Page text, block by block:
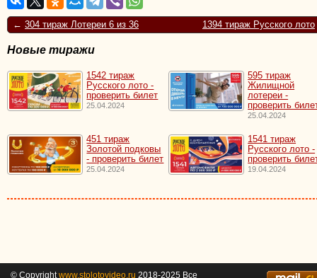
← 304 тираж Лотереи 6 из 36 1394 тираж Русского лото
Новые тиражи
1542 тираж
Русского лото -
проверить билет
25.04.2024
595 тираж
Жилищной
лотереи -
проверить
25.04.2024
451 тираж
Золотой подковы
- проверить билет
25.04.2024
1541 тираж
Русского лото -
проверить
19.04.2024
© Copyrightwww.stolotovideo.ru 2018-2025 Все